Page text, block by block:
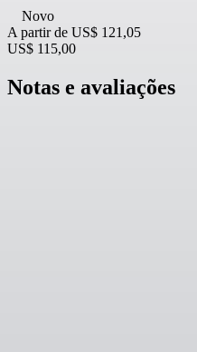
Novo
A partir de US$ 121,05
US$ 115,00
Notas e avaliações